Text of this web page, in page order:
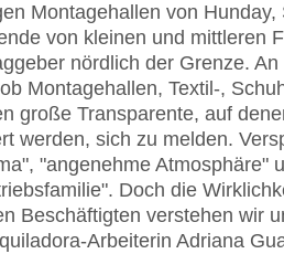
Montagehallen von Hunday,
von kleinen und mittleren
nördlich der Grenze. An
Montagehallen, Textil-,
große Transparente, auf
werden, sich zu melden.
"angenehme Atmosphäre"
Doch die
Beschäftigten verstehen wir
Arbeiterin Adriana